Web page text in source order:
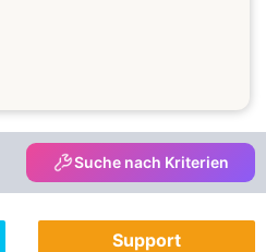
Suche nach Kriterien
Support